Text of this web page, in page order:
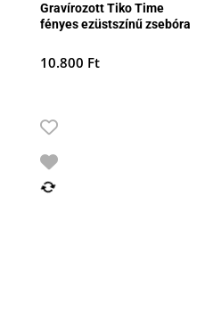
Gravírozott Tiko Time
fényes ezüstszínű zsebóra
10.800 Ft